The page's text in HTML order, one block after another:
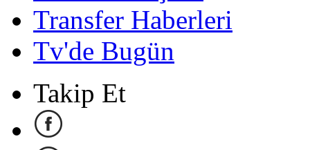
Transfer Haberleri
Tv'de Bugün
Takip Et